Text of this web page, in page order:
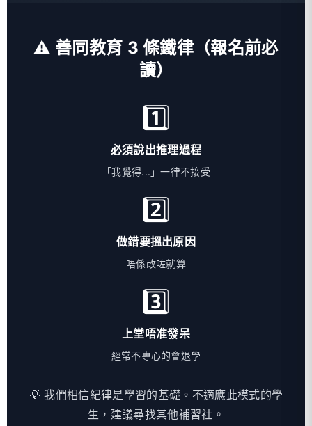
⚠️ 善同教育 3 條鐵律（報名前必
讀）
1️⃣
必須說出推理過程
「我覺得...」一律不接受
2️⃣
做錯要搵出原因
唔係改咗就算
3️⃣
上堂唔准發呆
經常不專心的會退學
💡 我們相信紀律是學習的基礎。不適應此模式的學
生，建議尋找其他補習社。